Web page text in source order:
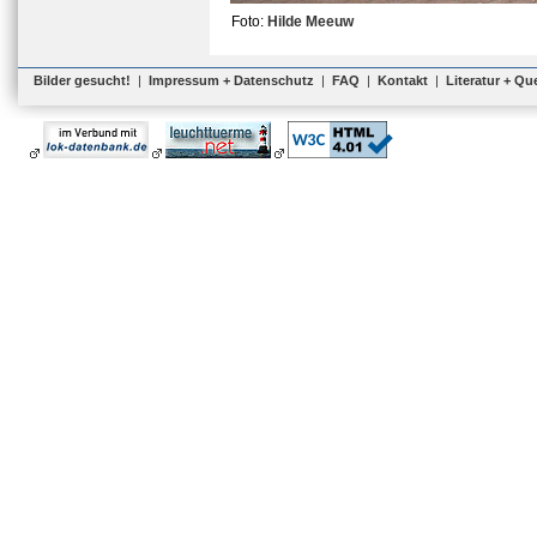
Foto: Hilde Meeuw
Bilder gesucht! | Impressum + Datenschutz | FAQ | Kontakt | Literatur +